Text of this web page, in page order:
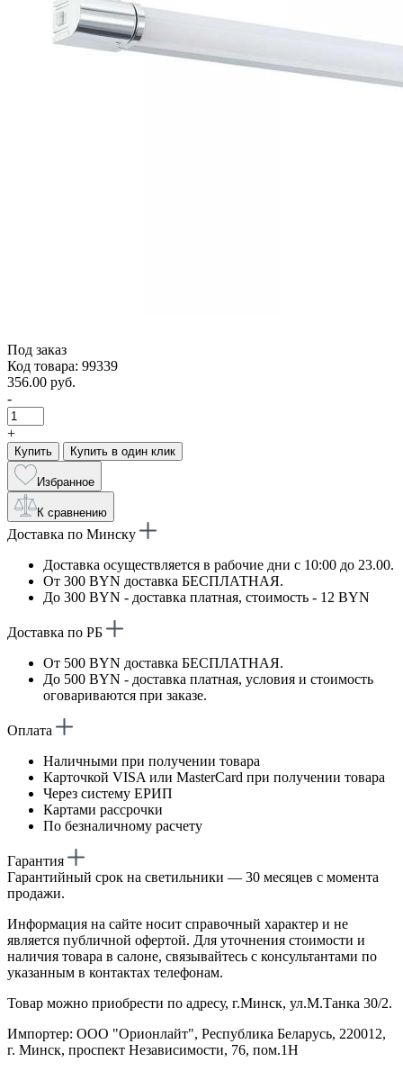
Под заказ
Код товара: 99339
356.00 руб.
-
+
Купить Купить в один клик
Избранное
К сравнению
Доставка по Минску
Доставка осуществляется в рабочие дни с 10:00 до 23.00.
От 300 BYN доставка БЕСПЛАТНАЯ.
До 300 BYN - доставка платная, стоимость - 12 BYN
Доставка по РБ
От 500 BYN доставка БЕСПЛАТНАЯ.
До 500 BYN - доставка платная, условия и стоимость
оговариваются при заказе.
Оплата
Наличными при получении товара
Карточкой VISA или MasterCard при получении товара
Через систему ЕРИП
Картами рассрочки
По безналичному расчету
Гарантия
Гарантийный срок на светильники — 30 месяцев с момента
продажи.
Информация на сайте носит справочный характер и не
является публичной офертой. Для уточнения стоимости и
наличия товара в салоне, связывайтесь с консультантами по
указанным в контактах телефонам.
Товар можно приобрести по адресу, г.Минск, ул.М.Танка 30/2.
Импортер: ООО "Орионлайт", Республика Беларусь, 220012,
г. Минск, проспект Независимости, 76, пом.1Н